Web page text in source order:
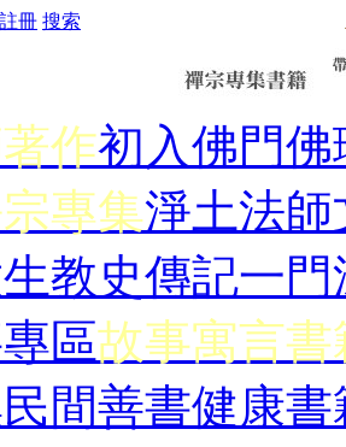
註冊 搜索
作初入佛門佛
專集淨土法師
教史傳記一門
區故事寓言書
民間善書健康書